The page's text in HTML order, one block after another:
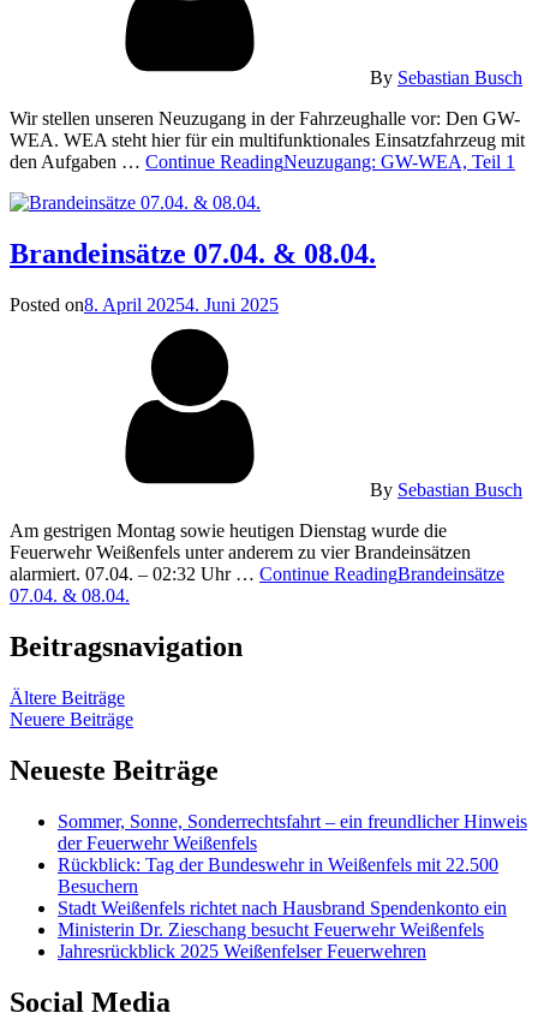
By Sebastian Busch
Wir stellen unseren Neuzugang in der Fahrzeughalle vor: Den GW-
WEA. WEA steht hier für ein multifunktionales Einsatzfahrzeug mit
den Aufgaben … Continue ReadingNeuzugang: GW-WEA, Teil 1
Brandeinsätze 07.04. & 08.04.
Posted on8. April 20254. Juni 2025
By Sebastian Busch
Am gestrigen Montag sowie heutigen Dienstag wurde die
Feuerwehr Weißenfels unter anderem zu vier Brandeinsätzen
alarmiert. 07.04. – 02:32 Uhr … Continue ReadingBrandeinsätze
07.04. & 08.04.
Beitragsnavigation
Ältere Beiträge
Neuere Beiträge
Neueste Beiträge
Sommer, Sonne, Sonderrechtsfahrt – ein freundlicher Hinweis
der Feuerwehr Weißenfels
Rückblick: Tag der Bundeswehr in Weißenfels mit 22.500
Besuchern
Stadt Weißenfels richtet nach Hausbrand Spendenkonto ein
Ministerin Dr. Zieschang besucht Feuerwehr Weißenfels
Jahresrückblick 2025 Weißenfelser Feuerwehren
Social Media